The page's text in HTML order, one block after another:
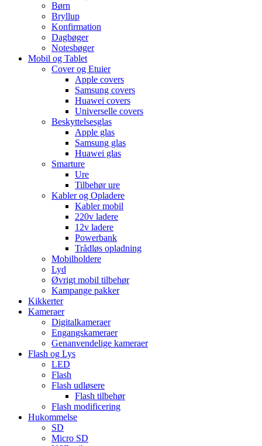
Børn
Bryllup
Konfirmation
Dagbøger
Notesbøger
Mobil og Tablet
Cover og Etuier
Apple covers
Samsung covers
Huawei covers
Universelle covers
Beskyttelsesglas
Apple glas
Samsung glas
Huawei glas
Smarture
Ure
Tilbehør ure
Kabler og Opladere
Kabler mobil
220v ladere
12v ladere
Powerbank
Trådløs opladning
Mobilholdere
Lyd
Øvrigt mobil tilbehør
Kampange pakker
Kikkerter
Kameraer
Digitalkameraer
Engangskameraer
Genanvendelige kameraer
Flash og Lys
LED
Flash
Flash udløsere
Flash tilbehør
Flash modificering
Hukommelse
SD
Micro SD